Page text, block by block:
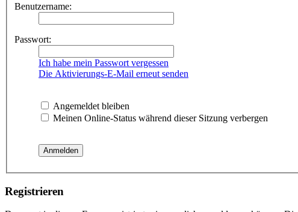
Benutzername:
Passwort:
Ich habe mein Passwort vergessen
Die Aktivierungs-E-Mail erneut senden
Angemeldet bleiben
Meinen Online-Status während dieser Sitzung verbergen
Registrieren